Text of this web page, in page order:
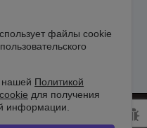
файлы cookie
нашей Политикой
для получения
информации.